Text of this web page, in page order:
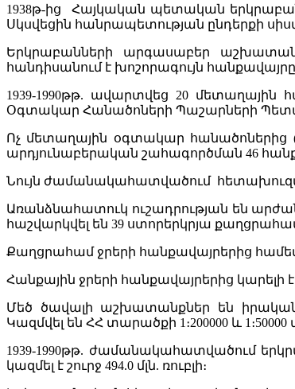
1938թ-ից Հայկական պետական
Սկսվեցին հանրապետության ընդերքի
Երկրաբանների արգասաբեր
հանդիսանում է խոշորագույն
1939-1990թթ. ավարտվեց 20
Օգտակար Հանածոների Պաշարների
Ոչ մետաղային օգտակար հանածոներից
արդյունաբերական շահագործման 46
Նույն ժամանակահատվածում
Առանձնահատուկ ուշադրության են
հաշվարկվել են 39 ստորերկրյա
Քաղցրահամ ջրերի հանքավայրերից
Հանքային ջրերի հանքավայրերից կարելի
Մեծ ծավալի աշխատանքներ են
Կազմվել են ՀՀ տարածքի 1։200000 և
1939-1990թթ. ժամանակահատվածում
կազմել է շուրջ 494.0 մլն. ռուբլի։